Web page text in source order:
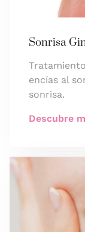
Sonrisa
encías al
sonrisa.
Descubre